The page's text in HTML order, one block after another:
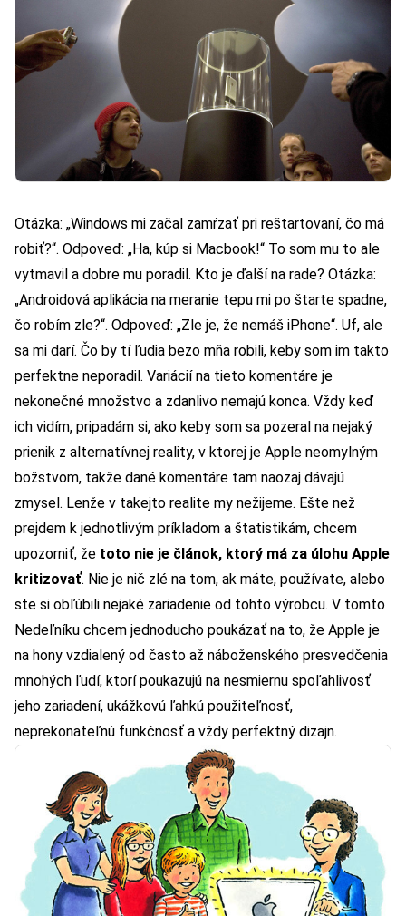
Otázka: „Windows mi začal zamŕzať pri reštartovaní, čo má
robiť?“. Odpoveď: „Ha, kúp si Macbook!“ To som mu to ale
vytmavil a dobre mu poradil. Kto je ďalší na rade? Otázka:
„Androidová aplikácia na meranie tepu mi po štarte spadne,
čo robím zle?“. Odpoveď: „Zle je, že nemáš iPhone“. Uf, ale
sa mi darí. Čo by tí ľudia bezo mňa robili, keby som im takto
perfektne neporadil. Variácií na tieto komentáre je
nekonečné množstvo a zdanlivo nemajú konca. Vždy keď
ich vidím, pripadám si, ako keby som sa pozeral na nejaký
prienik z alternatívnej reality, v ktorej je Apple neomylným
božstvom, takže dané komentáre tam naozaj dávajú
zmysel. Lenže v takejto realite my nežijeme. Ešte než
prejdem k jednotlivým príkladom a štatistikám, chcem
upozorniť, že toto nie je článok, ktorý má za úlohu Apple
kritizovať. Nie je nič zlé na tom, ak máte, používate, alebo
ste si obľúbili nejaké zariadenie od tohto výrobcu. V tomto
Nedeľníku chcem jednoducho poukázať na to, že Apple je
na hony vzdialený od často až náboženského presvedčenia
mnohých ľudí, ktorí poukazujú na nesmiernu spoľahlivosť
jeho zariadení, ukážkovú ľahkú použiteľnosť,
neprekonateľnú funkčnosť a vždy perfektný dizajn.